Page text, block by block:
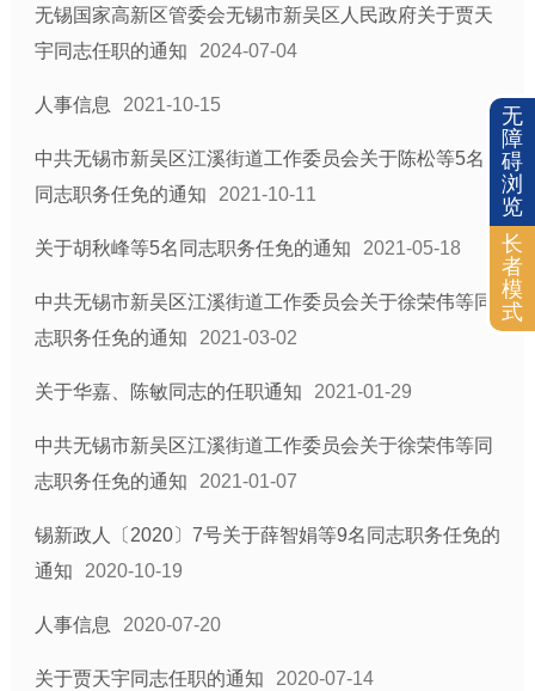
无
障
碍
浏
览
长
者
模
式
无锡国家高新区管委会无锡市新吴区人民政府关于贾天
宇同志任职的通知
2024-07-04
人事信息 2021-10-15
中共无锡市新吴区江溪街道工作委员会关于陈松等5名
同志职务任免的通知
2021-10-11
关于胡秋峰等5名同志职务任免的通知 2021-05-18
中共无锡市新吴区江溪街道工作委员会关于徐荣伟等同
志职务任免的通知
2021-03-02
关于华嘉、陈敏同志的任职通知 2021-01-29
中共无锡市新吴区江溪街道工作委员会关于徐荣伟等同
志职务任免的通知
2021-01-07
锡新政人〔2020〕7号关于薛智娟等9名同志职务任免的
通知
2020-10-19
人事信息 2020-07-20
关于贾天宇同志任职的通知 2020-07-14